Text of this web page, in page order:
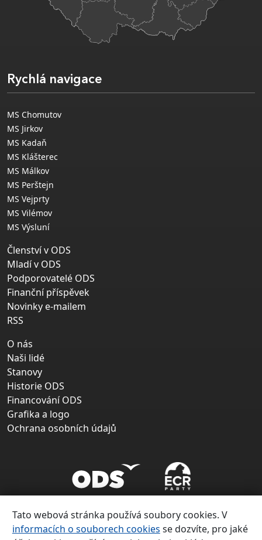
Rychlá navigace
MS Chomutov
MS Jirkov
MS Kadaň
MS Klášterec
MS Málkov
MS Perštejn
MS Vejprty
MS Vilémov
MS Výsluní
Členství v ODS
Mladí v ODS
Podporovatelé ODS
Finanční příspěvek
Novinky e-mailem
RSS
O nás
Naši lidé
Stanovy
Historie ODS
Financování ODS
Grafika a logo
Ochrana osobních údajů
Tato webová stránka používá soubory cookies. V
informacích o souborech cookies se dozvíte, pro jaké